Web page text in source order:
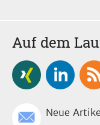
Auf dem
Neue